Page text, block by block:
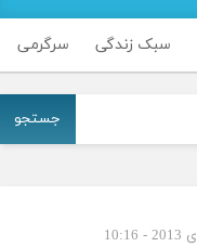
سبک زندگی سرگرمی
جستجو